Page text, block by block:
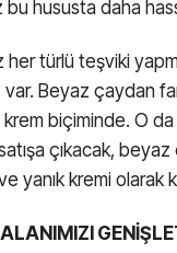
hususta daha
türlü teşviki
Beyaz çaydan
krem biçiminde. O
çıkacak,
yanık kremi olarak